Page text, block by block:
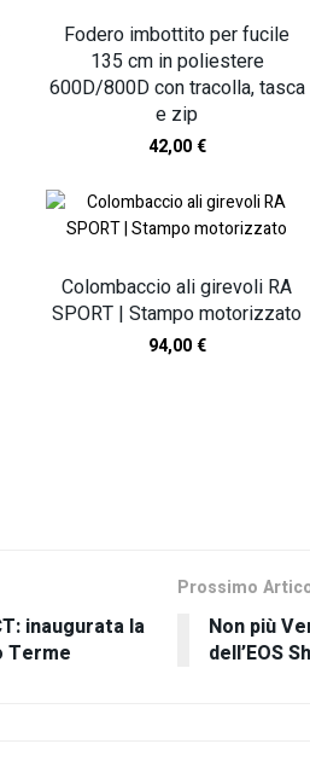
Fodero imbottito per fucile
135 cm in poliestere
600D/800D con tracolla, tasca
e zip
42,00€
Colombaccio ali girevoli RA
SPORT | Stampo motorizzato
94,00€
inaugurata la
Terme
Prossimo
Non più
dell’EOS